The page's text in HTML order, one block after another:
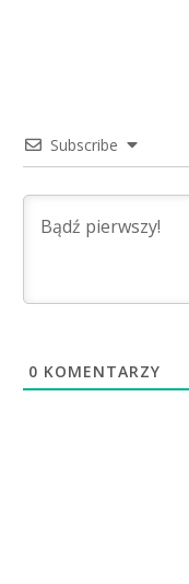
Subscribe
0 KOMENTARZY